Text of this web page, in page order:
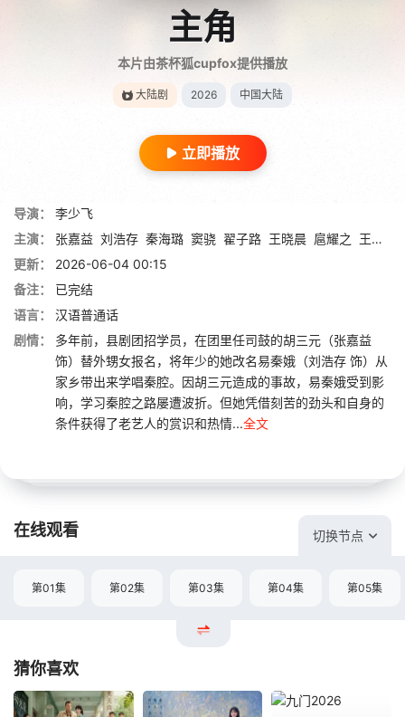
主角
本片由茶杯狐cupfox提供播放
大陆剧 2026 中国大陆
立即播放
导演：
李少飞
主演：
张嘉益 刘浩存 秦海璐 窦骁 翟子路 王晓晨 扈耀之 王海燕
更新：
2026-06-04 00:15
备注：
已完结
语言：
汉语普通话
剧情：
多年前，县剧团招学员，在团里任司鼓的胡三元（张嘉益
饰）替外甥女报名，将年少的她改名易秦娥（刘浩存 饰）从
家乡带出来学唱秦腔。因胡三元造成的事故，易秦娥受到影
响，学习秦腔之路屡遭波折。但她凭借刻苦的劲头和自身的
条件获得了老艺人的赏识和热情...全文
在线观看 切换节点
第01集 第02集 第03集 第04集 第05集
猜你喜欢